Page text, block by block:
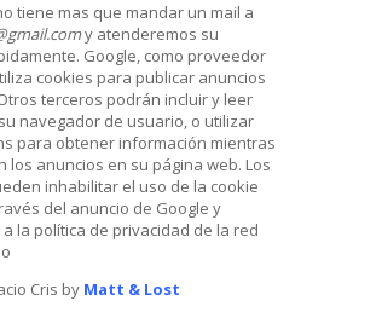
tiene mas que mandar un mail a
y atenderemos su
Google, como proveedor
cookies para publicar anuncios
terceros podrán incluir y leer
navegador de usuario, o utilizar
para obtener información mientras
los anuncios en su página web. Los
inhabilitar el uso de la cookie
del anuncio de Google y
la política de privacidad de la red
Cris by Matt & Lost